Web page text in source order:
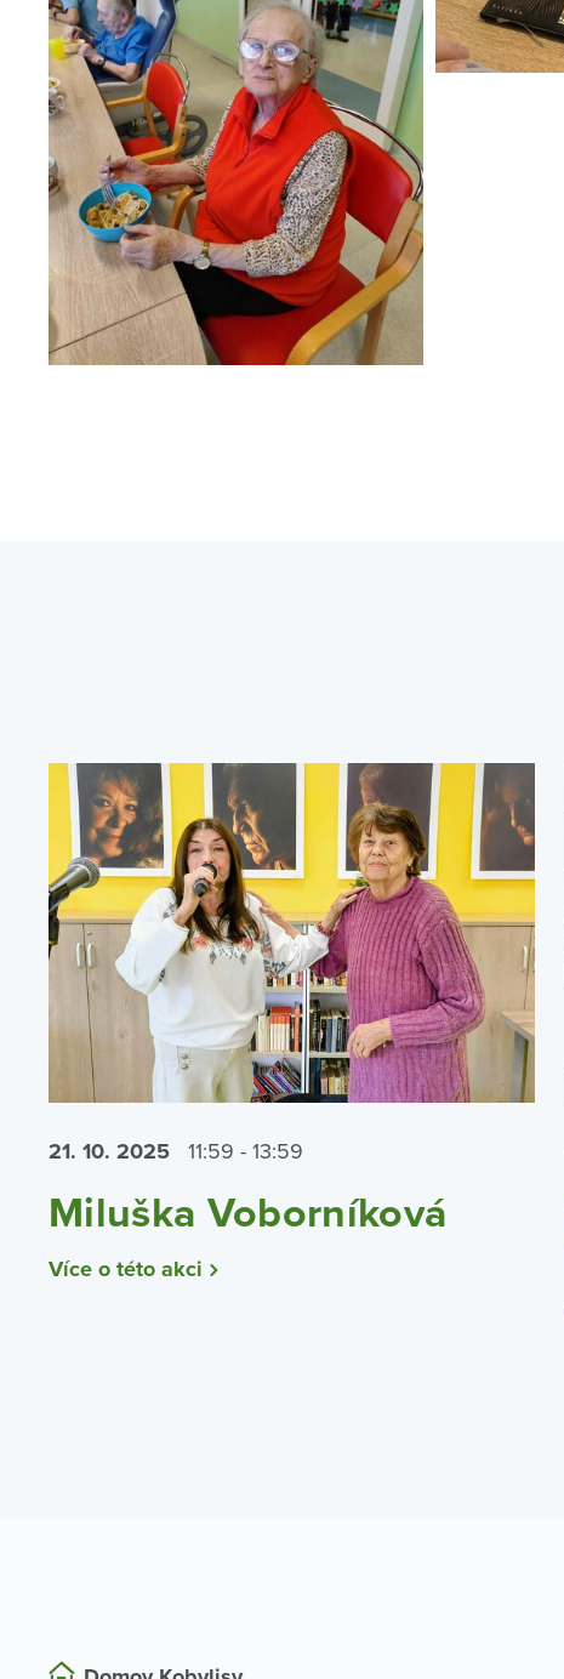
21. 10. 2025 11:59 - 13:59
Miluška Voborníková
Více o této akci